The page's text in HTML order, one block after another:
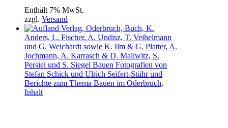
Enthält 7% MwSt.
zzgl. Versand